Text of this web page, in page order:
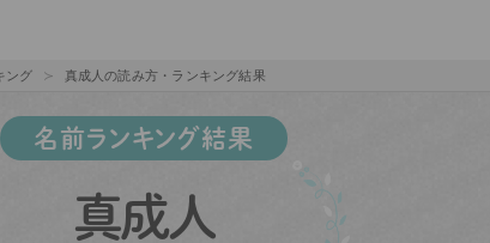
ング 真成人の読み方・ランキング結果
名前ランキング結果
真成人